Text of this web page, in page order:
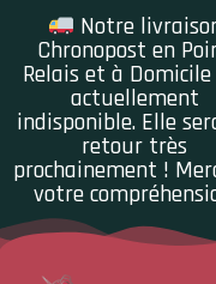
Notre
Chronopost en
Relais et à
actuellement
indisponible. Elle
retour très
prochainement !
votre